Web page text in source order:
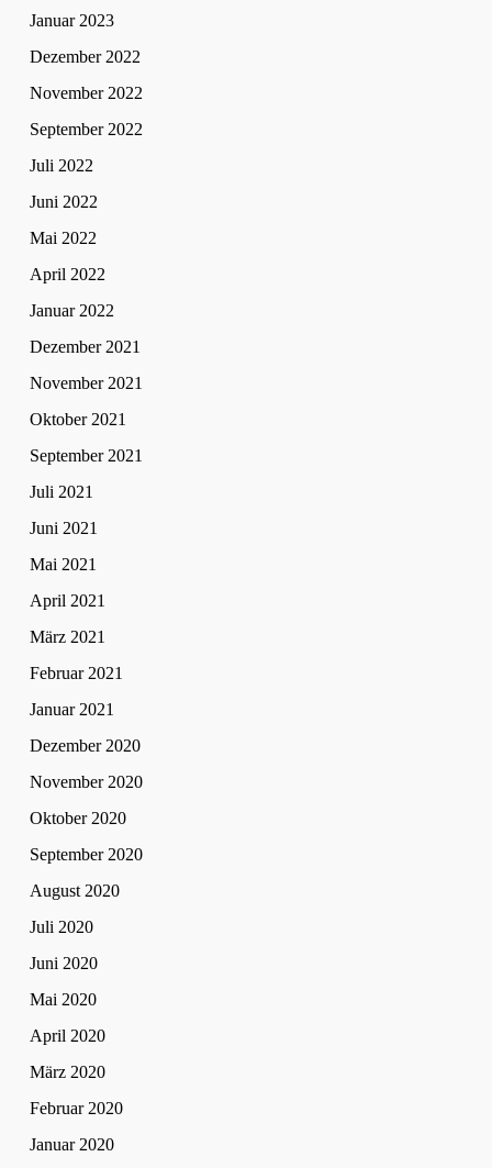
Januar 2023
Dezember 2022
November 2022
September 2022
Juli 2022
Juni 2022
Mai 2022
April 2022
Januar 2022
Dezember 2021
November 2021
Oktober 2021
September 2021
Juli 2021
Juni 2021
Mai 2021
April 2021
März 2021
Februar 2021
Januar 2021
Dezember 2020
November 2020
Oktober 2020
September 2020
August 2020
Juli 2020
Juni 2020
Mai 2020
April 2020
März 2020
Februar 2020
Januar 2020